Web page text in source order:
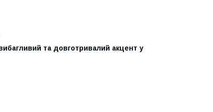
та довготривалий акцент у